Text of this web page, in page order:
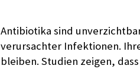
Antibiotika sind
verursachter Infektionen.
bleiben. Studien zeigen,